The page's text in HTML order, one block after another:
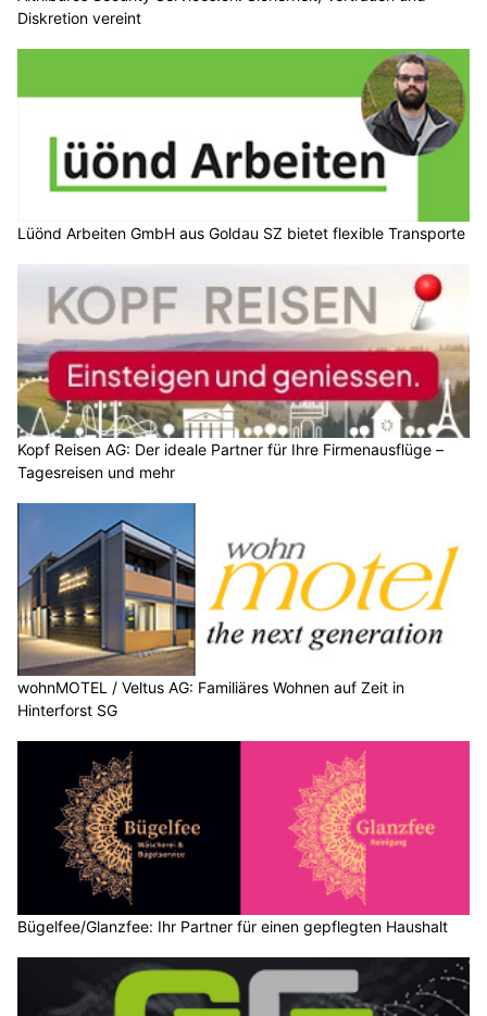
Diskretion vereint
Lüönd Arbeiten GmbH aus Goldau SZ bietet flexible Transporte
Kopf Reisen AG: Der ideale Partner für Ihre Firmenausflüge –
Tagesreisen und mehr
wohnMOTEL / Veltus AG: Familiäres Wohnen auf Zeit in
Hinterforst SG
Bügelfee/Glanzfee: Ihr Partner für einen gepflegten Haushalt